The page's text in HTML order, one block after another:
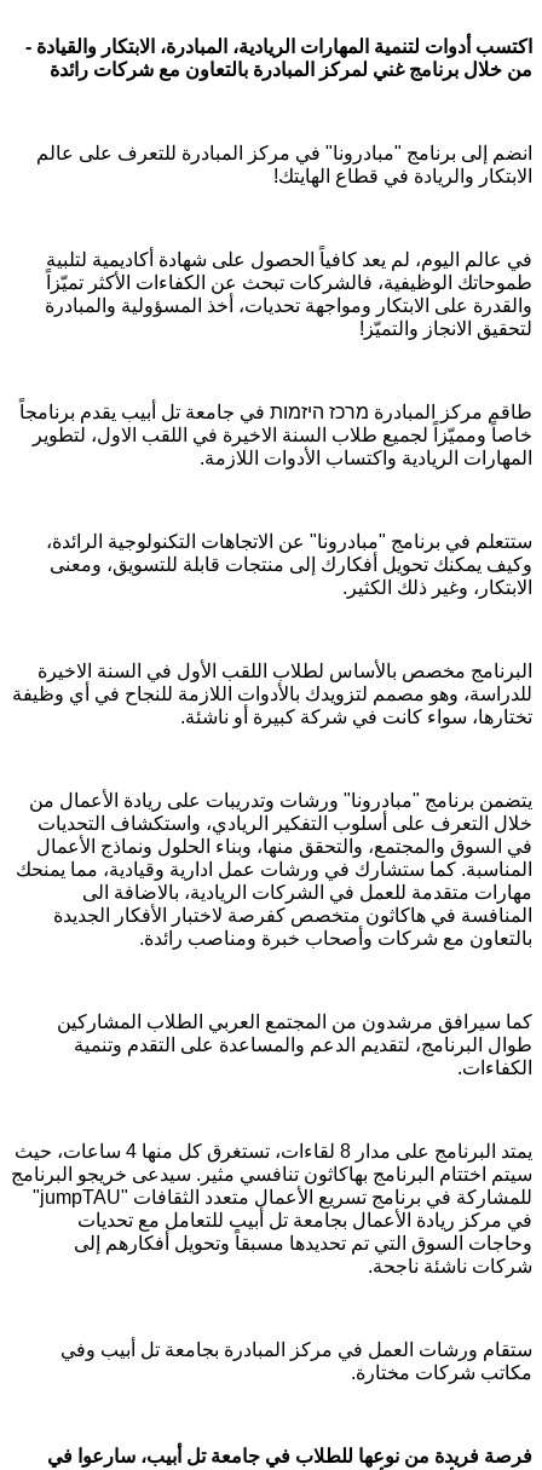
اكتسب أدوات لتنمية المهارات الريادية، المبادرة، الابتكار والقيادة -
من خلال برنامج غني لمركز المبادرة بالتعاون مع شركات رائدة
انضم إلى برنامج "مبادرونا" في مركز المبادرة للتعرف على عالم
الابتكار والريادة في قطاع الهايتك!
في عالم اليوم، لم يعد كافياً الحصول على شهادة أكاديمية لتلبية
طموحاتك الوظيفية، فالشركات تبحث عن الكفاءات الأكثر تميّزاً
والقدرة على الابتكار ومواجهة تحديات، أخذ المسؤولية والمبادرة
لتحقيق الانجاز والتميّز!
طاقم مركز المبادرة מרכז היזמות في جامعة تل أبيب يقدم برنامجاً
خاصاً ومميّزاً لجميع طلاب السنة الاخيرة في اللقب الاول، لتطوير
المهارات الريادية واكتساب الأدوات اللازمة.
ستتعلم في برنامج "مبادرونا" عن الاتجاهات التكنولوجية الرائدة،
وكيف يمكنك تحويل أفكارك إلى منتجات قابلة للتسويق، ومعنى
الابتكار، وغير ذلك الكثير.
البرنامج مخصص بالأساس لطلاب اللقب الأول في السنة الاخيرة
للدراسة، وهو مصمم لتزويدك بالأدوات اللازمة للنجاح في أي وظيفة
تختارها، سواء كانت في شركة كبيرة أو ناشئة.
يتضمن برنامج "مبادرونا" ورشات وتدريبات على ريادة الأعمال من
خلال التعرف على أسلوب التفكير الريادي، واستكشاف التحديات
في السوق والمجتمع، والتحقق منها، وبناء الحلول ونماذج الأعمال
المناسبة. كما ستشارك في ورشات عمل ادارية وقيادية، مما يمنحك
مهارات متقدمة للعمل في الشركات الريادية، بالاضافة الى
المنافسة في هاكاثون متخصص كفرصة لاختبار الأفكار الجديدة
بالتعاون مع شركات وأصحاب خبرة ومناصب رائدة.
كما سيرافق مرشدون من المجتمع العربي الطلاب المشاركين
طوال البرنامج، لتقديم الدعم والمساعدة على التقدم وتنمية
الكفاءات.
يمتد البرنامج على مدار 8 لقاءات، تستغرق كل منها 4 ساعات، حيث
سيتم اختتام البرنامج بهاكاثون تنافسي مثير. سيدعى خريجو البرنامج
للمشاركة في برنامج تسريع الأعمال متعدد الثقافات "jumpTAU
"
في مركز ريادة الأعمال بجامعة تل أبيب للتعامل مع تحديات
وحاجات السوق التي تم تحديدها مسبقاً وتحويل أفكارهم إلى
شركات ناشئة ناجحة.
ستقام ورشات العمل في مركز المبادرة بجامعة تل أبيب وفي
مكاتب شركات مختارة.
فرصة فريدة من نوعها للطلاب في جامعة تل أبيب، سارعوا في